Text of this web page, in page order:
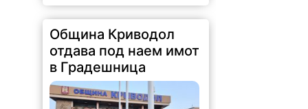
Община Криводол
отдава под наем имот
в Градешница